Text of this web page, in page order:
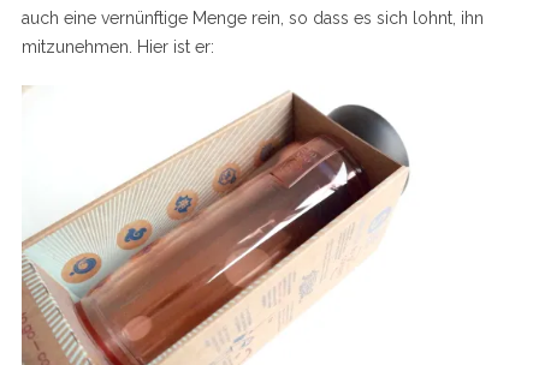
auch eine vernünftige Menge rein, so dass es sich lohnt, ihn
mitzunehmen. Hier ist er: